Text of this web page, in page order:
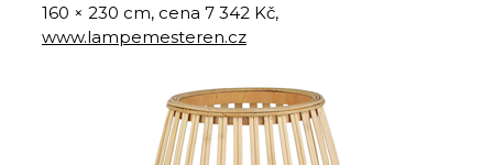
160 × 230 cm, cena 7 342 Kč,
www.lampemesteren.cz